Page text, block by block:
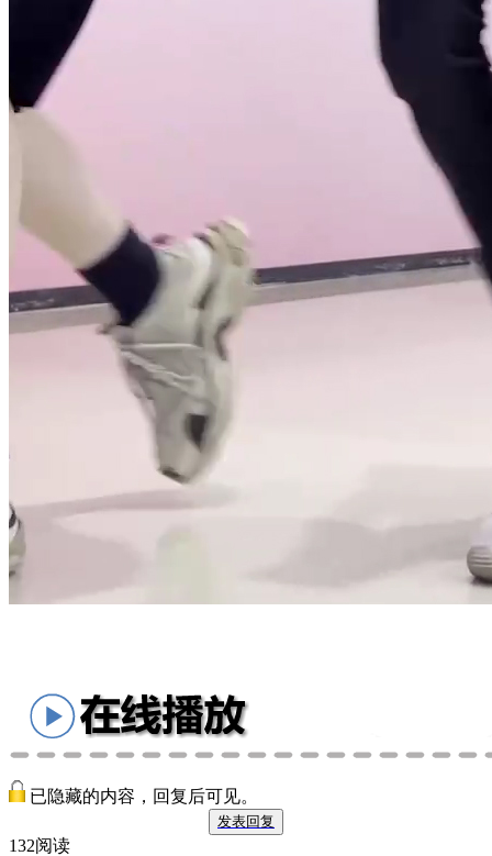
已隐藏的内容，回复后可见。
发表回复
132阅读